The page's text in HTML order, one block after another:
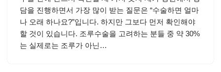
담을 진행하면서 가장 많이 받는 질문은 “수술하면 얼마
나 오래 하나요?”입니다. 하지만 그보다 먼저 확인해야
할 것이 있습니다. 조루수술을 고려하는 분들 중 약 30%
는 실제로는 조루가 아닌…